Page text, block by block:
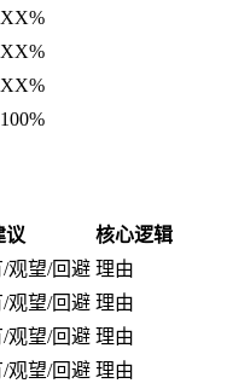
XX%
XX%
XX%
100%
议
核心逻辑
观望/回避 理由
观望/回避 理由
观望/回避 理由
观望/回避 理由